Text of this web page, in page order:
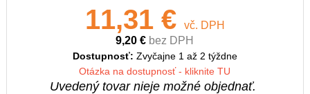
11,31 €
vč. DPH
9,20 € bez DPH
Dostupnosť: Zvyčajne 1 až 2 týždne
Otázka na dostupnosť - kliknite TU
Uvedený tovar nieje možné objednať.